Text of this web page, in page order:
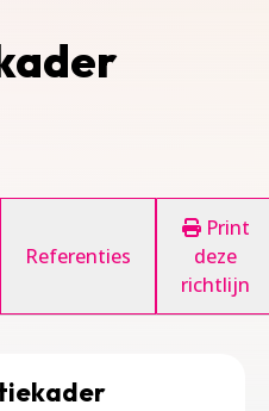
Referenties
Print
deze
richtlijn